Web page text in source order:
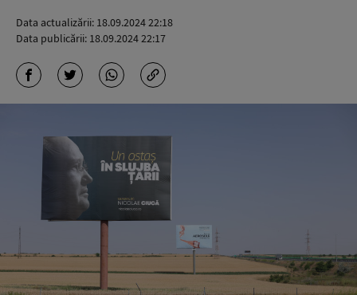
Data actualizării: 18.09.2024 22:18
Data publicării: 18.09.2024 22:17